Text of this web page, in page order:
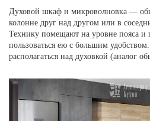
Духовой шкаф и микроволновка —
колонне друг над другом или в
Технику помещают на уровне пояса и
пользоваться ею с большим
располагаться над духовкой (аналог